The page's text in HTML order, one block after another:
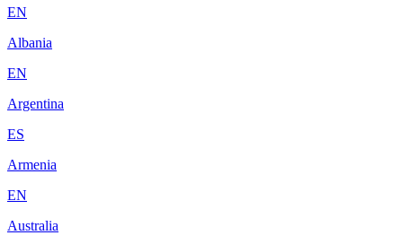
EN
Albania
EN
Argentina
ES
Armenia
EN
Australia